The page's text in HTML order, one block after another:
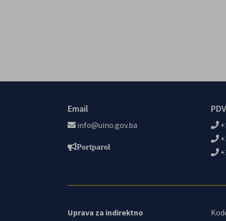
Email
info@uino.gov.ba
Portparol
Uprava za indirektno